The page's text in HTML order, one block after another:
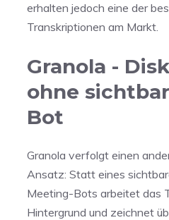
erhalten jedoch eine der
Transkriptionen am Markt.
Granola -
ohne
Bot
Granola verfolgt einen
Ansatz: Statt eines
Meeting-Bots arbeitet das
Hintergrund und zeichnet